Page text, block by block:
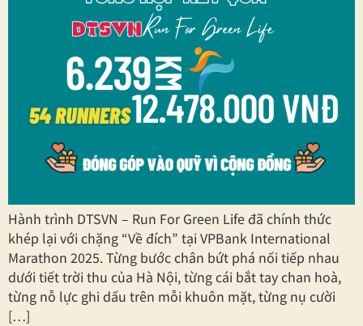
Hành trình DTSVN – Run For Green Life đã chính thức
khép lại với chặng “Về đích” tại VPBank International
Marathon 2025. Từng bước chân bứt phá nối tiếp nhau
dưới tiết trời thu của Hà Nội, từng cái bắt tay chan hoà,
từng nỗ lực ghi dấu trên mỗi khuôn mặt, từng nụ cười
[…]